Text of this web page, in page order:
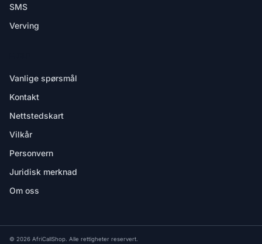
SMS
Verving
Vanlige spørsmål
Kontakt
Nettstedskart
Vilkår
Personvern
Juridisk merknad
Om oss
© 2026 AfriCallShop. Alle rettigheter reservert.